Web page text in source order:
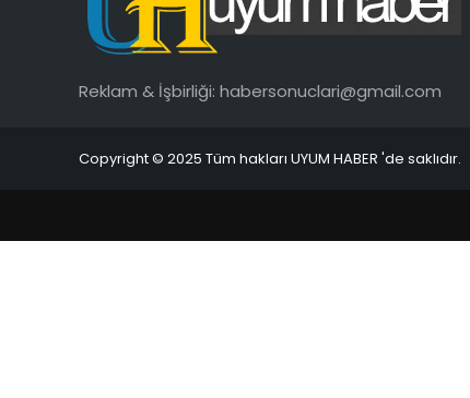
Reklam & İşbirliği: habersonuclari@gmail.com
Copyright © 2025 Tüm hakları UYUM HABER 'de saklıdır.